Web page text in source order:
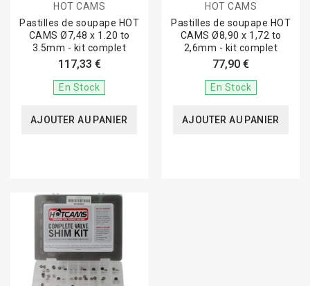
HOT CAMS
Pastilles de soupape HOT
CAMS Ø7,48 x 1.20 to
3.5mm - kit complet
117,33 €
En Stock
AJOUTER AU PANIER
HOT CAMS
Pastilles de soupape HOT
CAMS Ø8,90 x 1,72 to
2,6mm - kit complet
77,90 €
En Stock
AJOUTER AU PANIER